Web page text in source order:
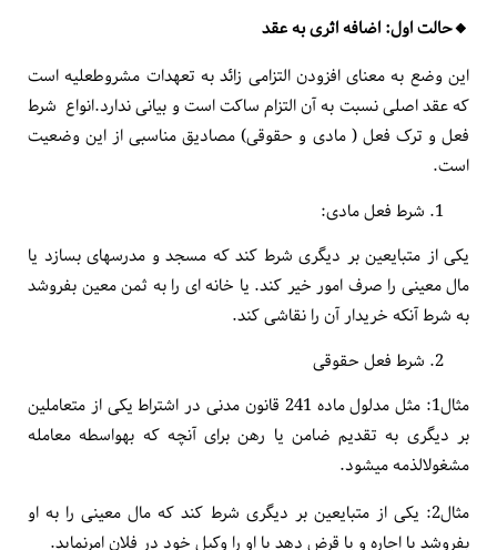
🔸️حالت اول: اضافه اثری به عقد
این وضع به معنای افزودن التزامی زائد به تعهدات مشروط­علیه است
که عقد اصلی نسبت به آن التزام ساکت است و بیانی ندارد.انواع شرط
فعل و ترک فعل ( مادی و حقوقی) مصادیق مناسبی از این وضعیت
است.
شرط فعل مادی:
یکی از متبایعین بر دیگری شرط کند که مسجد و مدرسه­ای بسازد یا
مال معینی را صرف امور خیر کند. یا خانه ای را به ثمن معین بفروشد
به شرط آنکه خریدار آن را نقاشی کند.
شرط فعل حقوقی
مثال1: مثل مدلول ماده 241 قانون مدنی در اشتراط یکی از متعاملین
بر دیگری به تقدیم ضامن یا رهن برای آنچه که به­واسطه معامله
مشغول­الذمه می­شود.
مثال2: یکی از متبایعین بر دیگری شرط کند که مال معینی را به او
بفروشد یا اجاره و یا قرض دهد یا او را وکیل خود در فلان امرنماید.